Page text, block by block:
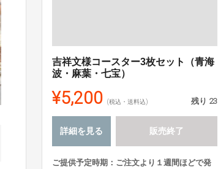
吉祥文様コースター3枚セット（青海
波・麻葉・七宝）
¥5,200 (税込・送料込) 残り 23
詳細を見る 販売終了
ご提供予定時期：ご注文より１週間ほどで発